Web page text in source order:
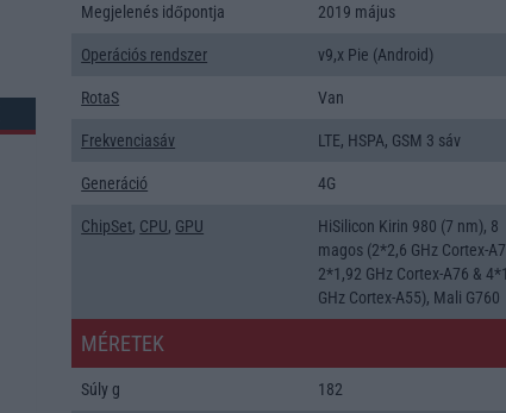
Megjelenés időpontja 2019 május
Operációs rendszer v9,x Pie (Android)
RotaS Van
Frekvenciasáv LTE, HSPA, GSM 3 sáv
Generáció 4G
ChipSet, CPU, GPU
HiSilicon Kirin 980 (7 nm), 8
magos (2*2,6 GHz Cortex-
2*1,92 GHz Cortex-A76 &
GHz Cortex-A55), Mali G760
MÉRETEK
Súly g 182